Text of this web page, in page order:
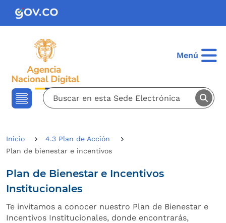
Pasar al contenido principal
Menú
Inicio
4.3 Plan de Acción
plan de bienestar e incentivos
Plan de Bienestar e Incentivos
Institucionales
Te invitamos a conocer nuestro Plan de Bienestar e
Incentivos Institucionales, donde encontrarás,